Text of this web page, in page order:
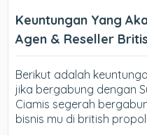
Keuntungan Yang
Agen & Reseller
Berikut adalah
jika bergabung dengan
Ciamis segerah
bisnis mu di british